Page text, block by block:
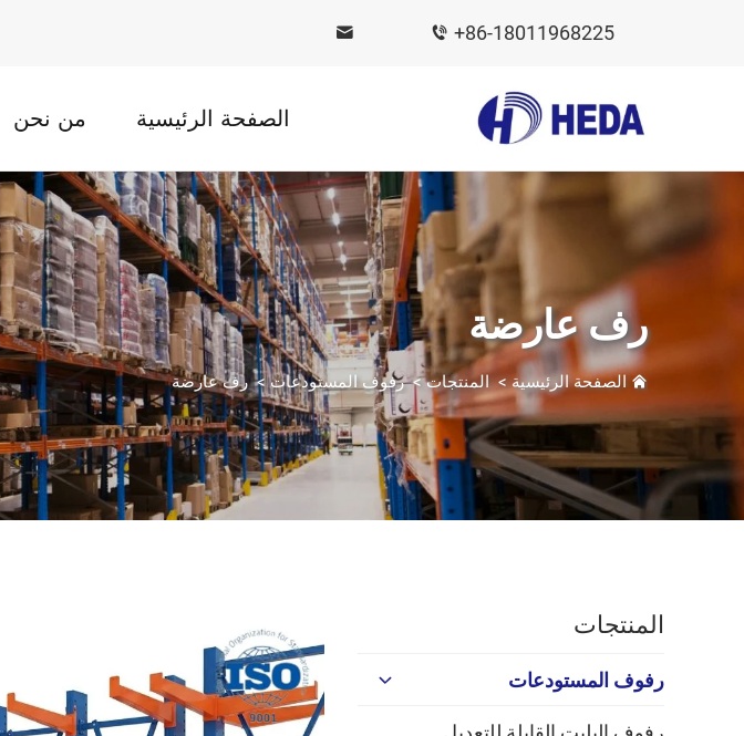
+86-18011968225
الصفحة الرئيسية من نحن
رف عارضة
الصفحة الرئيسية>المنتجات>رفوف المستودعات>رف عارضة
المنتجات
رفوف المستودعات